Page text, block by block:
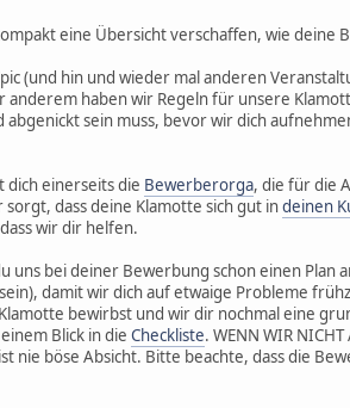
eine Übersicht verschaffen, wie deine
(und hin und wieder mal anderen
haben wir Regeln für unsere
abgenickt sein muss, bevor wir dich
einerseits die Bewerberorga, die für die
dass deine Klamotte sich gut indeinen
wir dir helfen.
bei deiner Bewerbung schon einen Plan
damit wir dich auf etwaige Probleme
bewirbst und wir dir nochmal eine
Blick in die Checkliste. WENN WIR NICHT
nie böse Absicht. Bitte beachte, dass die